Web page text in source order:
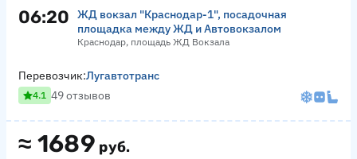
06:20
ЖД вокзал "Краснодар-1", посадочная
площадка между ЖД и Автовокзалом
Краснодар, площадь ЖД Вокзала
≈ 1689 руб.
Перевозчик:Лугавтотранс
4.1 49 отзывов